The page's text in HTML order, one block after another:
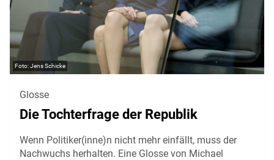
Jens Schicke
Glosse
Die Tochterfrage der Republik
Wenn Politiker(inne)n nicht mehr einfällt, muss der
Nachwuchs herhalten. Eine Glosse von Michael